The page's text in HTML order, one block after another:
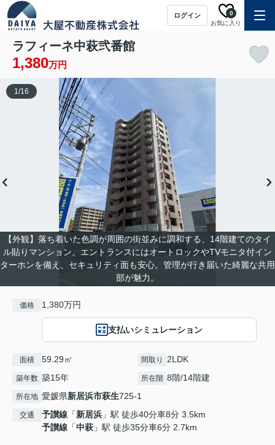
ログイン
お気に入り
0
ラフィーネ中萩弐番館
1,380万円
【外観】落ち着いた色調が周囲の街並みに調和する、14階建てのタイ
ル貼りマンション。エントランスにはオートロックやTVモニタ付イン
ターホンを備え、セキュリティ面も安心。管理が行き届いた綺麗な共用
部が魅力。
1/16
価格 1,380万円
支払いシミュレーション
面積 59.29㎡ 間取り 2LDK
築年数 築15年 所在階 8階/14階建
所在地 愛媛県新居浜市萩生725-1
交通 予讃線 「新居浜 」駅 徒歩40分車8分 3.5km
予讃線 「中萩 」駅 徒歩35分車6分 2.7km